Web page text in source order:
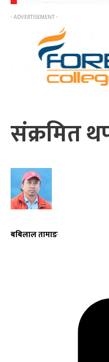
- ADVERTISEMENT -
संक्रमित
बबिलाल तामाङ